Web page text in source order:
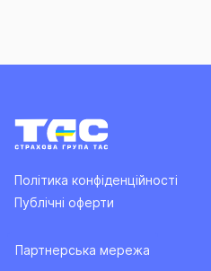
Політика конфіденційності
Публічні оферти
Партнерська мережа